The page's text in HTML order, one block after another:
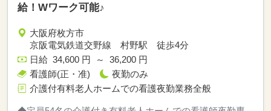
給！Wワーク可能♪
大阪府枚方市
京阪電気鉄道交野線 村野駅 徒歩4分
日給 34,600 円 ～ 36,200 円
看護師(正・准)
夜勤のみ
介護付有料老人ホームでの看護夜勤業務全般